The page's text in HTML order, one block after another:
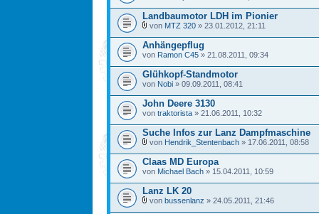
Landbaumotor LDH im Pionier
von MTZ 320 » 23.01.2012, 21:11
Anhängepflug
von Ramon C45 » 21.08.2011, 09:34
Glühkopf-Standmotor
von Nobi » 09.09.2011, 08:41
John Deere 3130
von traktorista » 21.06.2011, 10:32
Suche Infos zur Lanz Dampfmaschine
von Hendrik_Stentenbach » 17.06.2011, 08:58
Claas MD Europa
von Michael Bach » 15.04.2011, 10:59
Lanz LK 20
von bussenlanz » 24.05.2011, 21:46